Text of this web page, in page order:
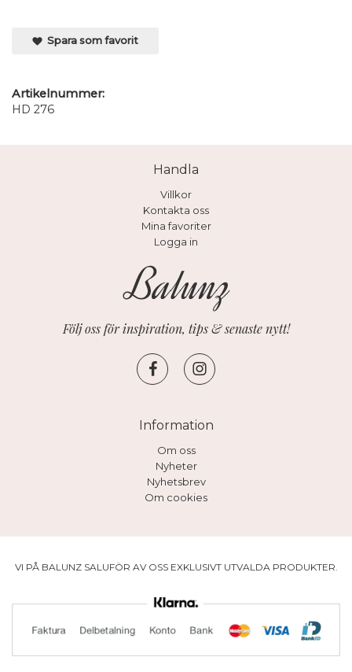
Spara som favorit
Artikelnummer:
HD 276
Handla
Villkor
Kontakta oss
Mina favoriter
Logga in
Följ oss för inspiration, tips & senaste nytt!
Information
Om oss
Nyheter
Nyhetsbrev
Om cookies
VI PÅ BALUNZ SALUFÖR AV OSS EXKLUSIVT UTVALDA PRODUKTER.